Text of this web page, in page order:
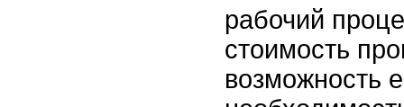
рабочий
стоимость
возможность